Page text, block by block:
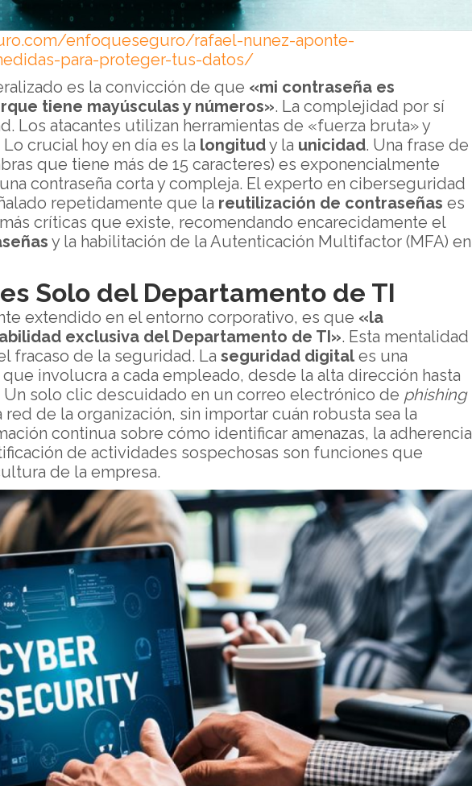
enfoqueseguro/rafael-nunez-aponte-
para-proteger-tus-datos/
es la convicción de que «mi contraseña es
tiene mayúsculas y números». La complejidad por sí
Los atacantes utilizan herramientas de «fuerza bruta» y
crucial hoy en día es la longitudy la unicidad. Una frase de
que tiene más de 15 caracteres) es exponencialmente
contraseña corta y compleja. El experto en ciberseguridad
repetidamente que la reutilización de contraseñas es
críticas que existe, recomendando encarecidamente el
y la habilitación de la Autenticación Multifactor (MFA) en
Solo del Departamento de TI
extendido en el entorno corporativo, es que «la
exclusiva del Departamento de TI». Esta mentalidad
fracaso de la seguridad. La seguridad digital es una
involucra a cada empleado, desde la alta dirección hasta
Un solo clic descuidado en un correo electrónico de phishing
de la organización, sin importar cuán robusta sea la
continua sobre cómo identificar amenazas, la adherencia
de actividades sospechosas son funciones que
de la empresa.